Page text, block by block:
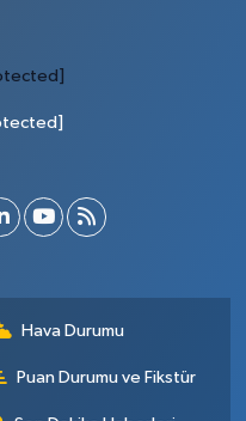
Hava Durumu
Puan Durumu ve Fikstür